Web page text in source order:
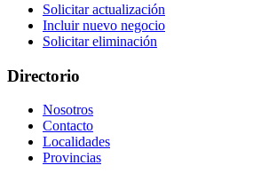
Solicitar actualización
Incluir nuevo negocio
Solicitar eliminación
Directorio
Nosotros
Contacto
Localidades
Provincias